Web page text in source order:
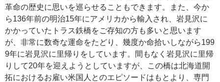
革命の歴史に思いを巡らせることもできます。また、今か
ら136年前の明治15年にアメリカから輸入され、岩見沢に
かかっていたトラス鉄橋をご存知の方も多いと思います
が、非常に数奇な運命をたどり、幾度か命拾いしながら199
9年に岩見沢に里帰りをしています。間もなく岩見沢に里帰
りして20年を迎えようとしていますが、この橋は北海道開
拓におけるお雇い米国人とのエピソードはもとより、専門